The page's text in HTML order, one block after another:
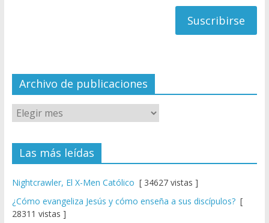
el
Archivo de publicaciones
Las más leídas
Nightcrawler, El X-Men Católico [ 34627 vistas ]
¿Cómo evangeliza Jesús y cómo enseña a sus discípulos?[
28311 vistas ]